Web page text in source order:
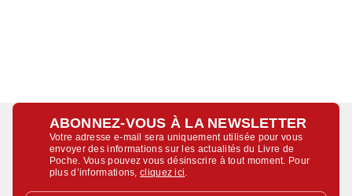
ABONNEZ-VOUS À LA NEWSLETTER
Votre adresse e-mail sera uniquement utilisée pour vous
envoyer des informations sur les actualités du Livre de
Poche. Vous pouvez vous désinscrire à tout moment. Pour
plus d’informations,cliquez ici